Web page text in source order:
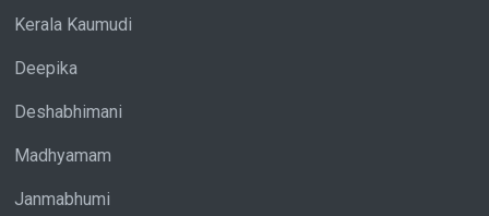
Kerala Kaumudi
Deepika
Deshabhimani
Madhyamam
Janmabhumi